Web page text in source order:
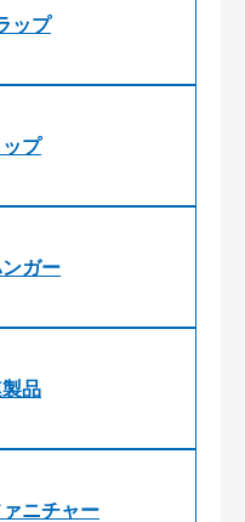
ップ
プ
ガー
品
ニチャー